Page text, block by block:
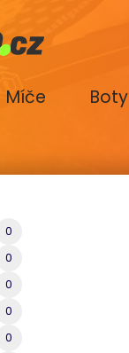
Míče Boty
0
0
0
0
0